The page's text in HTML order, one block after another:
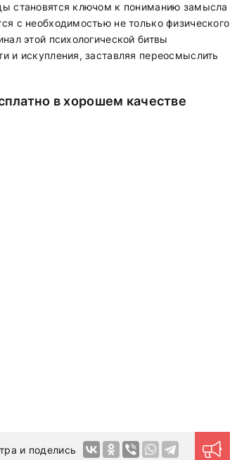
становятся ключом к пониманию замысла
с необходимостью не только физического
этой психологической битвы
и искупления, заставляя переосмыслить
в хорошем качестве
и поделись